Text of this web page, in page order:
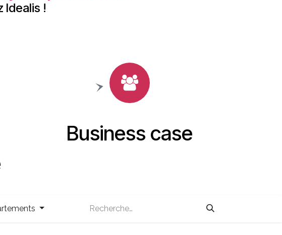
Idealis !
Business case